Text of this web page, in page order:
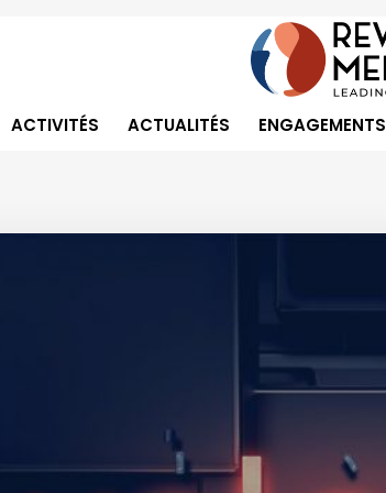
ACTIVITÉS ACTUALITÉS ENGAGEMENTS